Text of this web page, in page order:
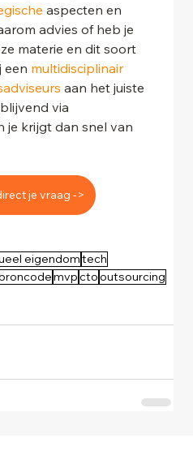
aspecten en
advies of heb je
materie en dit soort
een multidisciplinair
aan het juiste
via
je krijgt dan snel van
je vraag ->
eigendomtech
mvpctooutsourcing